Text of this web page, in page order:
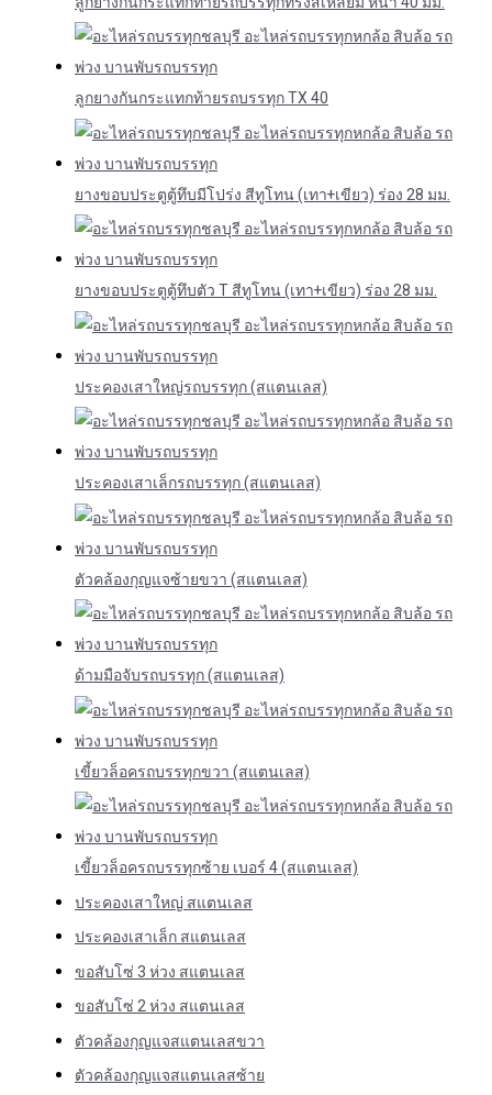
ลูกยางกันกระแทกท้ายรถบรรทุก TX 40
ยางขอบประตูตู้ทึบมีโปร่ง สีทูโทน (เทา+เขียว) ร่อง 28 มม.
ยางขอบประตูตู้ทึบตัว T สีทูโทน (เทา+เขียว) ร่อง 28 มม.
ประคองเสาใหญ่รถบรรทุก (สแตนเลส)
ประคองเสาเล็กรถบรรทุก (สแตนเลส)
ตัวคล้องกุญแจซ้ายขวา (สแตนเลส)
ด้ามมือจับรถบรรทุก (สแตนเลส)
เขี้ยวล็อครถบรรทุกขวา (สแตนเลส)
เขี้ยวล็อครถบรรทุกซ้าย เบอร์ 4 (สแตนเลส)
ประคองเสาใหญ่ สแตนเลส
ประคองเสาเล็ก สแตนเลส
ขอสับโซ่ 3 ห่วง สแตนเลส
ขอสับโซ่ 2 ห่วง สแตนเลส
ตัวคล้องกุญแจสแตนเลสขวา
ตัวคล้องกุญแจสแตนเลสซ้าย